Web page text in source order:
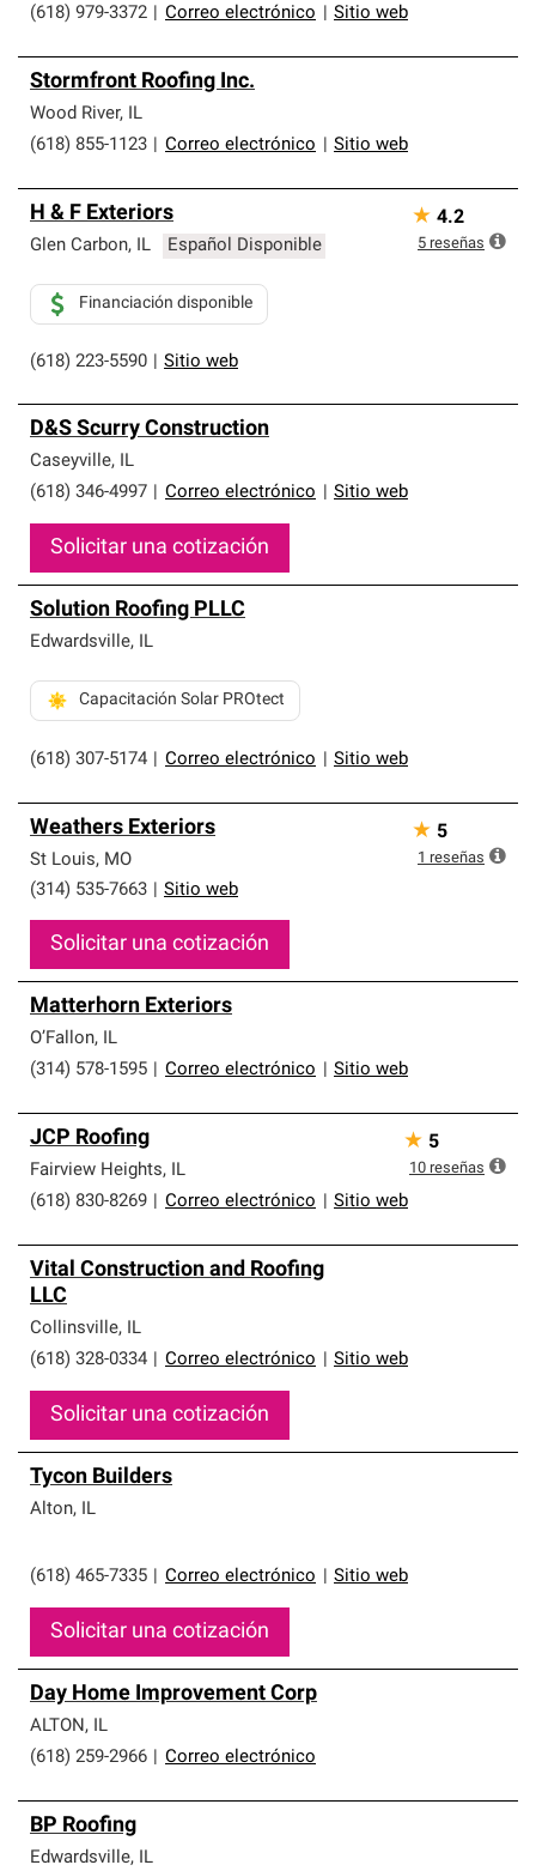
(618) 979-3372 Correo electrónico Sitio web
Stormfront Roofing Inc.
Wood River, IL
(618) 855-1123
Correo electrónico Sitio web
H & F Exteriors
Glen Carbon, IL Español Disponible
(618) 223-5590 Sitio web
Financiación disponible
★ 4.2
5 reseñas
D&S Scurry Construction
Caseyville, IL
(618) 346-4997
Correo electrónico Sitio web
Solicitar una cotización
Solution Roofing PLLC
Edwardsville, IL
(618) 307-5174 Correo electrónico Sitio web
Capacitación Solar PROtect
Weathers Exteriors
St Louis, MO
(314) 535-7663
Sitio web
Solicitar una cotización
★ 5
1 reseñas
Matterhorn Exteriors
O’Fallon, IL
(314) 578-1595
Correo electrónico Sitio web
JCP Roofing
Fairview Heights, IL
(618) 830-8269
Correo electrónico Sitio web
★ 5
10 reseñas
Vital Construction and Roofing
LLC
Collinsville, IL
(618) 328-0334
Correo electrónico Sitio web
Solicitar una cotización
Tycon Builders
Alton, IL
(618) 465-7335 Correo electrónico Sitio web
Solicitar una cotización
Day Home Improvement Corp
ALTON, IL
(618) 259-2966
Correo electrónico
BP Roofing
Edwardsville, IL